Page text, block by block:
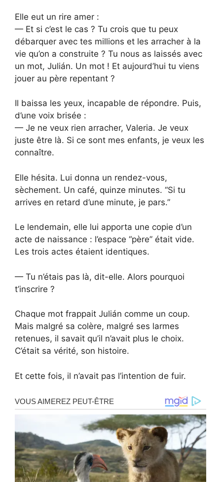
Elle eut un rire amer :
— Et si c’est le cas ? Tu crois que tu peux
débarquer avec tes millions et les arracher à la
vie qu’on a construite ? Tu nous as laissés avec
un mot, Julián. Un mot ! Et aujourd’hui tu viens
jouer au père repentant ?
Il baissa les yeux, incapable de répondre. Puis,
d’une voix brisée :
— Je ne veux rien arracher, Valeria. Je veux
juste être là. Si ce sont mes enfants, je veux les
connaître.
Elle hésita. Lui donna un rendez-vous,
sèchement. Un café, quinze minutes. “Si tu
arrives en retard d’une minute, je pars.”
Le lendemain, elle lui apporta une copie d’un
acte de naissance : l’espace “père” était vide.
Les trois actes étaient identiques.
— Tu n’étais pas là, dit-elle. Alors pourquoi
t’inscrire ?
Chaque mot frappait Julián comme un coup.
Mais malgré sa colère, malgré ses larmes
retenues, il savait qu’il n’avait plus le choix.
C’était sa vérité, son histoire.
Et cette fois, il n’avait pas l’intention de fuir.